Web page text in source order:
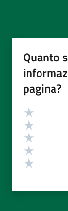
Quanto
pagina?
Valutazione